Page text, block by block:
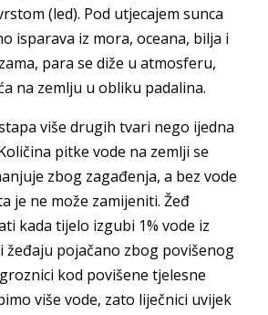
(led). Pod utjecajem sunca
isparava iz mora, oceana, bilja i
para se diže u atmosferu,
na zemlju u obliku padalina.
više drugih tvari nego ijedna
pitke vode na zemlji se
zbog zagađenja, a bez vode
je ne može zamijeniti. Žeđ
kada tijelo izgubi 1% vode iz
žeđaju pojačano zbog povišenog
kod povišene tjelesne
više vode, zato liječnici uvijek